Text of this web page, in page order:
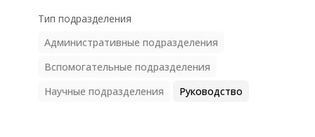
Тип подразделения
Административные подразделения
Вспомогательные подразделения
Научные подразделения
Руководство